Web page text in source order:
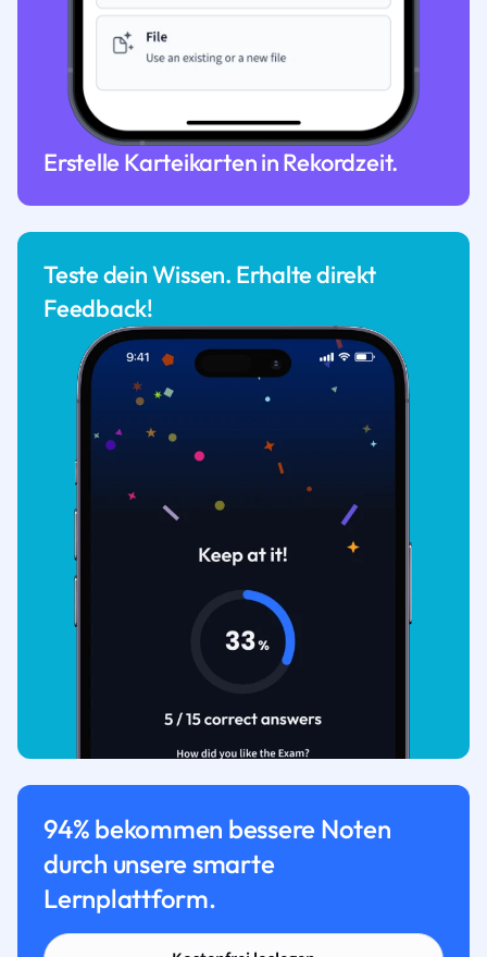
Erstelle Karteikarten in Rekordzeit.
Teste dein Wissen. Erhalte direkt
Feedback!
94% bekommen bessere Noten
durch unsere smarte
Lernplattform.